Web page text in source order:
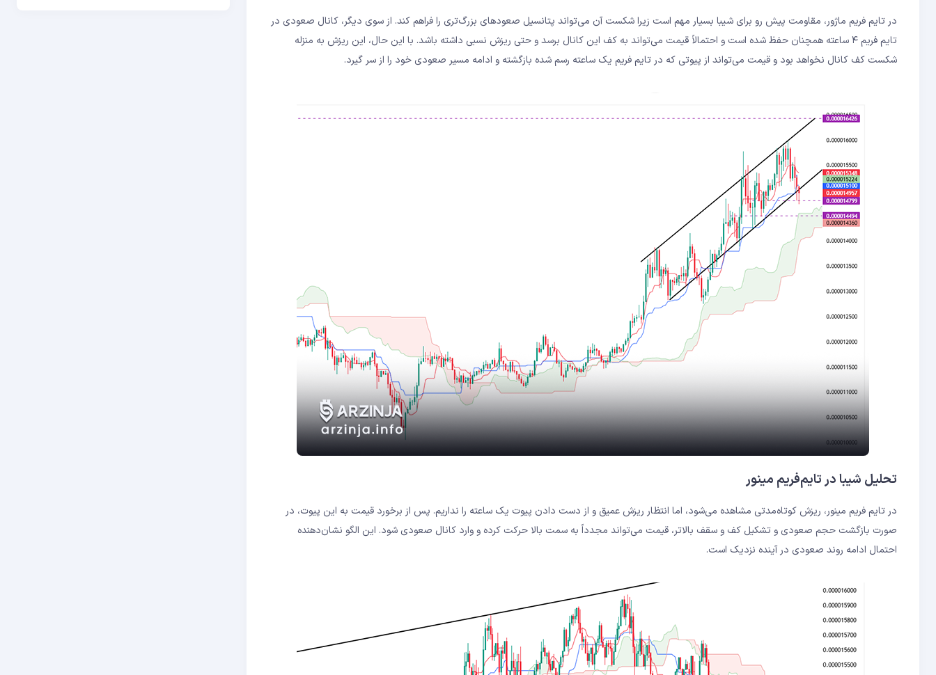
در تایم فریم ماژور، مقاومت پیش رو برای شیبا بسیار مهم است زیرا شکست آن می‌تواند پتانسیل صعودهای بزرگ‌تری را فراهم کند. از سوی دیگر، کانال صعودی در
تایم فریم ۴ ساعته همچنان حفظ شده است و احتمالاً قیمت می‌تواند به کف این کانال برسد و حتی ریزش نسبی داشته باشد. با این حال، این ریزش به منزله
شکست کف کانال نخواهد بود و قیمت می‌تواند از پیوتی که در تایم فریم یک ساعته رسم شده بازگشته و ادامه مسیر صعودی خود را از سر گیرد.
تحلیل شیبا در تایم‌فریم مینور
در تایم فریم مینور، ریزش کوتاه‌مدتی مشاهده می‌شود، اما انتظار ریزش عمیق و از دست دادن پیوت یک ساعته را نداریم. پس از برخورد قیمت به این پیوت، در
صورت بازگشت حجم صعودی و تشکیل کف و سقف بالاتر، قیمت می‌تواند مجدداً به سمت بالا حرکت کرده و وارد کانال صعودی شود. این الگو نشان‌دهنده
احتمال ادامه روند صعودی در آینده نزدیک است.